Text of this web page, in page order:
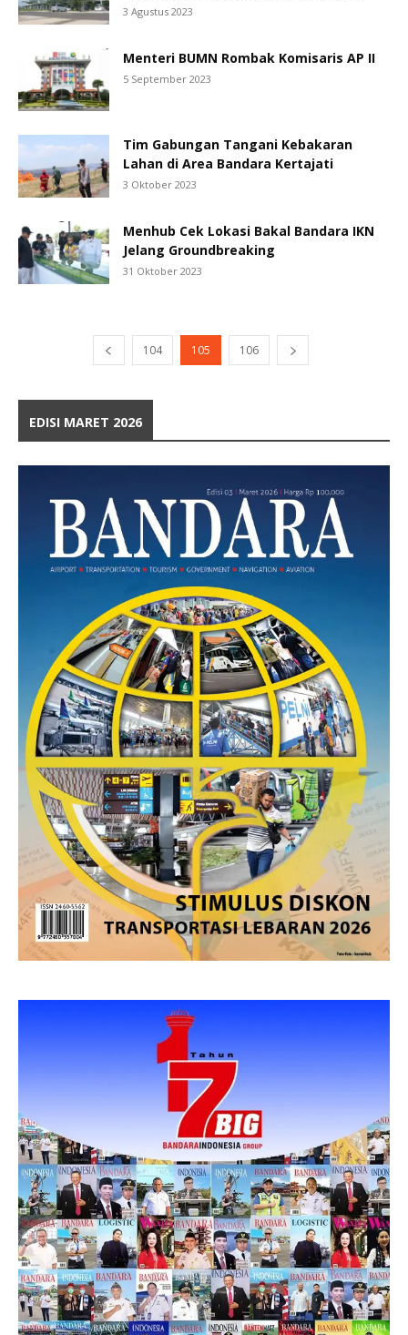
3 Agustus 2023
Menteri BUMN Rombak Komisaris AP II
5 September 2023
Tim Gabungan Tangani Kebakaran
Lahan di Area Bandara Kertajati
3 Oktober 2023
Menhub Cek Lokasi Bakal Bandara IKN
Jelang Groundbreaking
31 Oktober 2023
104 105 106
EDISI MARET 2026